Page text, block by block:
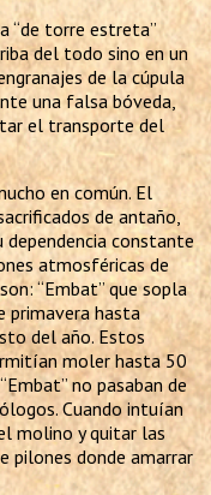
“de torre estreta”
del todo sino en un
de la cúpula
una falsa bóveda,
el transporte del
en común. El
de antaño,
constante
atmosféricas de
“Embat” que sopla
primavera hasta
del año. Estos
moler hasta 50
no pasaban de
Cuando intuían
molino y quitar las
pilones donde amarrar